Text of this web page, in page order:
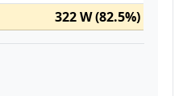
322 W (82.5%)